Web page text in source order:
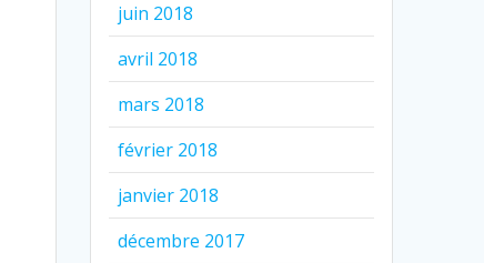
juin 2018
avril 2018
mars 2018
février 2018
janvier 2018
décembre 2017